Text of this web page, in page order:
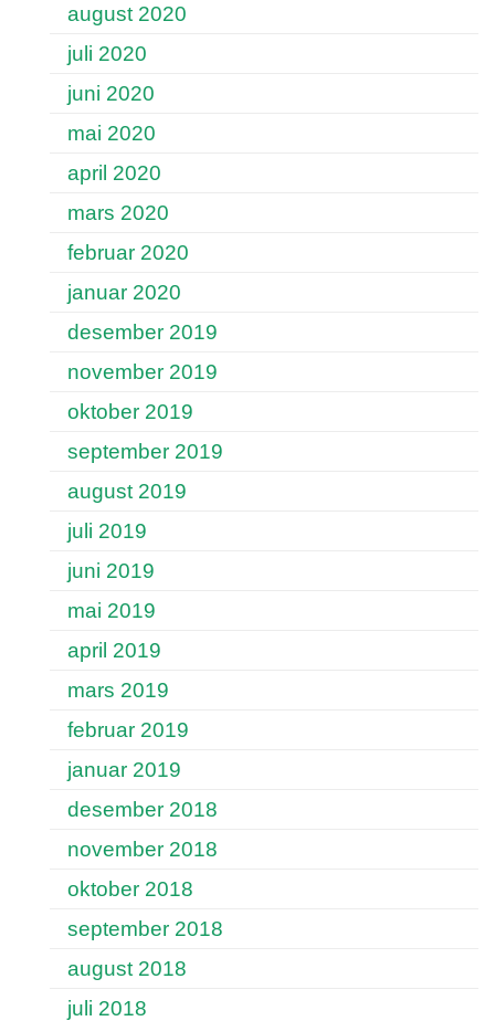
august 2020
juli 2020
juni 2020
mai 2020
april 2020
mars 2020
februar 2020
januar 2020
desember 2019
november 2019
oktober 2019
september 2019
august 2019
juli 2019
juni 2019
mai 2019
april 2019
mars 2019
februar 2019
januar 2019
desember 2018
november 2018
oktober 2018
september 2018
august 2018
juli 2018